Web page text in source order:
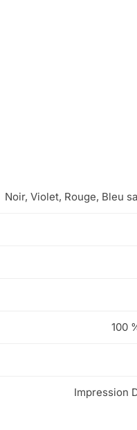
Noir, Violet, Rouge, Bleu
100
Impression